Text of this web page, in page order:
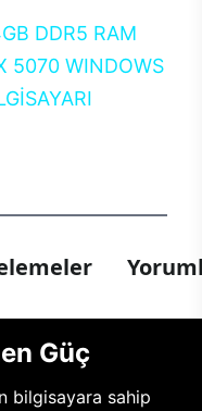
DDR5 RAM
5070 WINDOWS
Güç
bilgisayara sahip